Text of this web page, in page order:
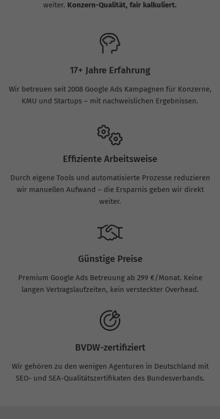
weiter. Konzern-Qualität, fair kalkuliert.
17+ Jahre Erfahrung
Wir betreuen seit 2008 Google Ads Kampagnen für Konzerne,
KMU und Startups – mit nachweislichen Ergebnissen.
Effiziente Arbeitsweise
Durch eigene Tools und automatisierte Prozesse reduzieren
wir manuellen Aufwand – die Ersparnis geben wir direkt
weiter.
Günstige Preise
Premium Google Ads Betreuung ab 299 €/Monat. Keine
langen Vertragslaufzeiten, kein versteckter Overhead.
BVDW-zertifiziert
Wir gehören zu den wenigen Agenturen in Deutschland mit
SEO- und SEA-Qualitätszertifikaten des Bundesverbands.